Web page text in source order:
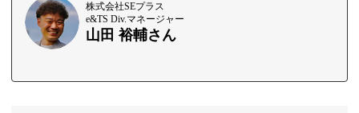
株式会社SEプラス
e&TS Div.マネージャー
山田 裕輔さん